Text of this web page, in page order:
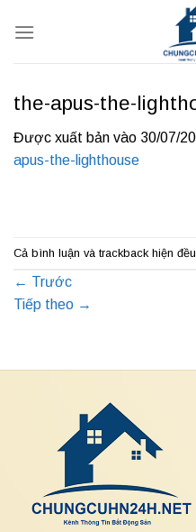
qua
the-apus-the-
Được xuất bản vào 30/07/
apus-the-lighthouse
Cả bình luận và trackback hiện
← Trước
Tiếp theo →